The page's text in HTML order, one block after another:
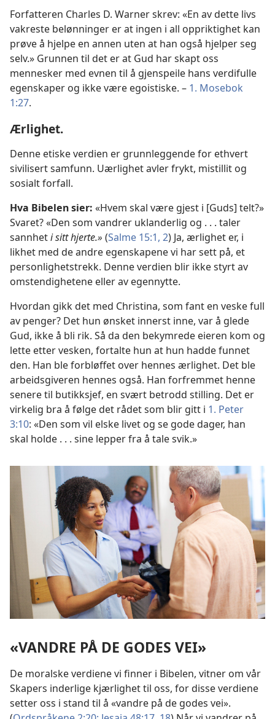
Forfatteren Charles D. Warner skrev: «En av dette livs
vakreste belønninger erat ingen i all oppriktighet kan
prøve å hjelpe en annen uten at han også hjelper seg
selv.» Grunnen til det er at Gud har skapt oss
mennesker med evnen til å gjenspeile hans verdifulle
egenskaper og ikke være egoistiske. – 1. Mosebok
1:27.
Ærlighet.
Denne etiske verdien er grunnleggende for ethvert
sivilisert samfunn. Uærlighet avler frykt, mistillit og
sosialt forfall.
Hva Bibelen sier: «Hvem skal være gjest i [Guds] telt?»
Svaret? «Den som vandrer uklanderlig og . . . taler
sannheti sitt hjerte.» (Salme 15:1, 2) Ja, ærlighet er, i
likhet med de andre egenskapene vi har sett på, et
personlighetstrekk. Denne verdien blir ikke styrt av
omstendighetene eller av egennytte.
Hvordan gikk det med Christina, som fant en veske full
av penger? Det hun ønsket innerst inne, var å glede
Gud, ikke å bli rik. Så da den bekymrede eieren kom og
lette etter vesken, fortalte hun at hun hadde funnet
den. Han ble forbløffet over hennes ærlighet. Det ble
arbeidsgiveren hennes også. Han forfremmet henne
senere til butikksjef, en svært betrodd stilling. Det er
virkelig bra å følge det rådet som blir gitt i 1. Peter
3:10: «Den som vil elske livet og se gode dager, han
skal holde . . . sine lepper fra å tale svik.»
«VANDRE PÅ DE GODES VEI»
De moralske verdiene vi finner i Bibelen, vitner om vår
Skapers inderlige kjærlighet til oss, for disse verdiene
setter oss i stand til å «vandre på de godes vei».